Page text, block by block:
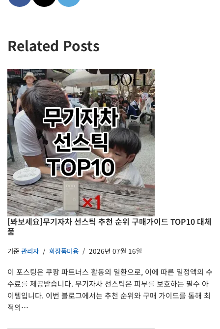
Related Posts
[봐보세요]무기자차 선스틱 추천 순위 구매가이드 TOP10 대체
품
기준 관리자 화장품미용 2026년 07월 16일
이 포스팅은 쿠팡 파트너스 활동의 일환으로, 이에 따른 일정액의 수
수료를 제공받습니다. 무기자차 선스틱은 피부를 보호하는 필수 아
이템입니다. 이번 블로그에서는 추천 순위와 구매 가이드를 통해 최
적의…